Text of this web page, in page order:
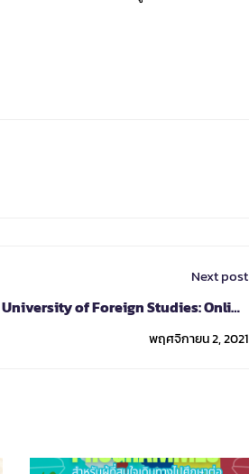
Next post
of Foreign Studies: Online
Language Courses (Winter 2021)
พฤศจิกายน 2, 2021